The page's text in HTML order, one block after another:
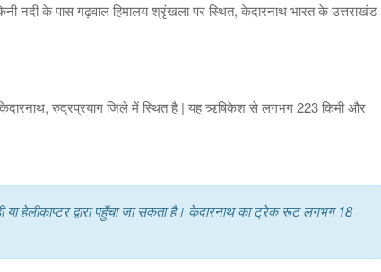
नदी के पास गढ़वाल हिमालय श्रृंखला पर स्थित, केदारनाथ भारत के उत्तराखंड
रुद्रप्रयाग जिले में स्थित है | यह ऋषिकेश से लगभग 223 किमी और
हेलीकाप्टर द्वारा पहुँचा जा सकता है। केदारनाथ का ट्रेक रूट लगभग 18